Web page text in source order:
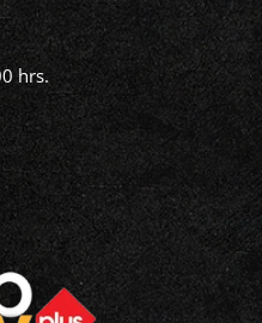
hrs.